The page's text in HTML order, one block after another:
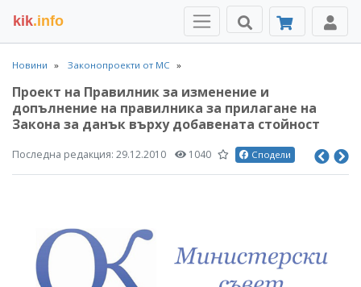
kik.info
Новини Законопроекти от МС
Проект на Правилник за изменение и
допълнение на правилника за прилагане на
Закона за данък върху добавената стойност
Последна редакция: 29.12.2010 1040 Сподели